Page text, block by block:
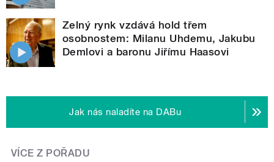
Zelný rynk vzdává hold třem
osobnostem: Milanu Uhdemu, Jakubu
Demlovi a baronu Jiřímu Haasovi
Jak nás naladíte na DABu
VÍCE Z POŘADU